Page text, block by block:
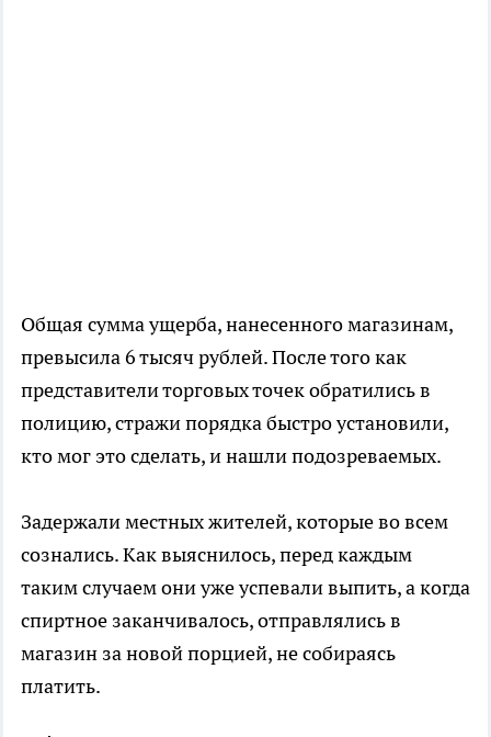
Общая сумма ущерба, нанесенного магазинам,
превысила 6 тысяч рублей. После того как
представители торговых точек обратились в
полицию, стражи порядка быстро установили,
кто мог это сделать, и нашли подозреваемых.
Задержали местных жителей, которые во всем
сознались. Как выяснилось, перед каждым
таким случаем они уже успевали выпить, а когда
спиртное заканчивалось, отправлялись в
магазин за новой порцией, не собираясь
платить.